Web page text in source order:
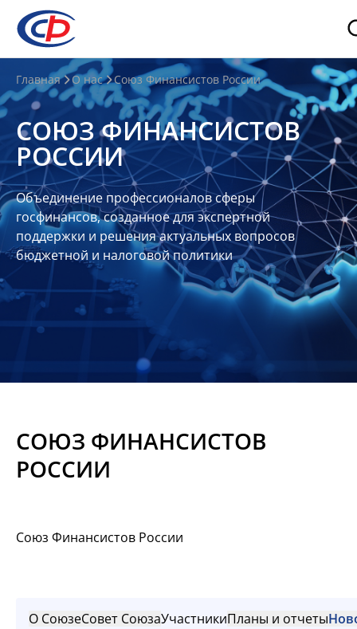
О
нас
О
СФР
Совет
Союза
Участники
Планы
отчеты
Контакты
Материалы
Главная О нас Союз Финансистов России
СОЮЗ ФИНАНСИСТОВ
РОССИИ
Объединение профессионалов сферы
госфинансов, созданное для экспертной
поддержки и решения актуальных вопросов
бюджетной и налоговой политики
СОЮЗ ФИНАНСИСТОВ
РОССИИ
Союз Финансистов России
О СоюзеСовет СоюзаУчастникиПланы и отчеты